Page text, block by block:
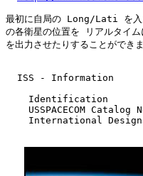
最初に自局の Long/Lati を入
の各衛星の位置を リアルタイ
を出力させたりすることができま
  ISS - Information
    Identification
USSPACECOM Catalog
International